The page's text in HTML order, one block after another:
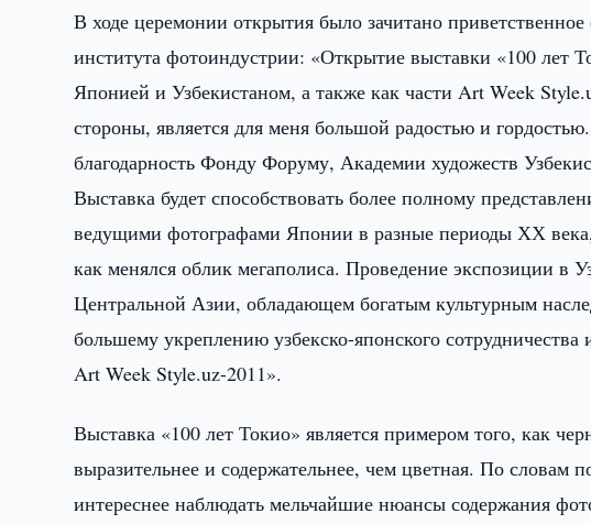
В ходе церемонии открытия было зачитано
института фотоиндустрии: «Открытие выставки «100 лет
Японией и Узбекистаном, а также как части Art Week
стороны, является для меня большой радостью и
благодарность Фонду Форуму, Академии художеств
Выставка будет способствовать более полному
ведущими фотографами Японии в разные периоды ХХ
как менялся облик мегаполиса. Проведение экспозиции в
Центральной Азии, обладающем богатым культурным
большему укреплению узбекско-японского
Art Week Style.uz-2011».
Выставка «100 лет Токио» является примером того, как
выразительнее и содержательнее, чем цветная. По словам
интереснее наблюдать мельчайшие нюансы содержания